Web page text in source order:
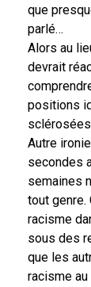
que
parlé…
Alors au
devrait
positions
Autre
secondes
semaines
tout genre.
racisme
sous des
que les
racisme